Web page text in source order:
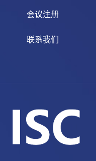
会议注册
联系我们